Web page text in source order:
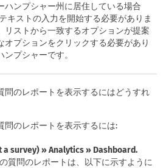
ハンプシャー州に居住している場合
キストの入力を開始する必要がありま
リストから一致するオプションが提案
オプションをクリックする必要があり
プシャーです。
問のレポートを表示するにはどうすれ
問のレポートを表示するには:
a survey) » Analytics » Dashboard.
質問のレポートは、以下に示すように